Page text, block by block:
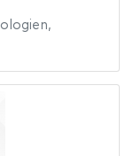
,